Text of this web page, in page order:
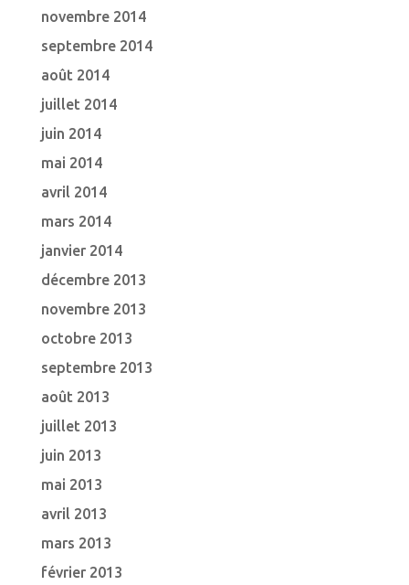
novembre 2014
septembre 2014
août 2014
juillet 2014
juin 2014
mai 2014
avril 2014
mars 2014
janvier 2014
décembre 2013
novembre 2013
octobre 2013
septembre 2013
août 2013
juillet 2013
juin 2013
mai 2013
avril 2013
mars 2013
février 2013